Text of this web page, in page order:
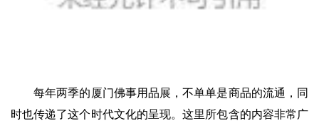
每年两季的厦门佛事用品展，不单单是商品的流通，同
时也传递了这个时代文化的呈现。这里所包含的内容非常广